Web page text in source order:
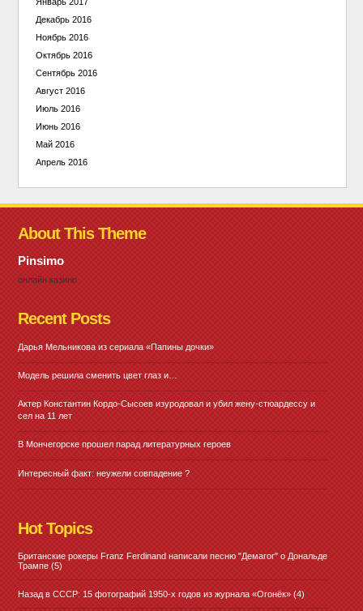
Декабрь 2016
Ноябрь 2016
Октябрь 2016
Сентябрь 2016
Август 2016
Июль 2016
Июнь 2016
Май 2016
Апрель 2016
About This Theme
Pinsimo
онлайн казино
Recent Posts
Дарья Мельникова из сериала «Папины дочки»
Модель решила сменить цвет глаз и…
Актер Константин Кордо-Сысоев изуродовал и убил жену-стюардессу и
сел на 11 лет
В Мончегорске прошел парад литературных героев
Интересный факт: неужели совпадение ?
Hot Topics
Британские рокеры Franz Ferdinand написали песню "Демагог" о Дональде
Трампе (5)
Назад в СССР: 15 фотографий 1950-х годов из журнала «Огонёк» (4)